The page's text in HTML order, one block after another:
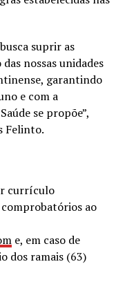
suprir as
nossas unidades
garantindo
e com a
se propõe”,
Felinto.
currículo
ao
e, em caso de
dos ramais (63)